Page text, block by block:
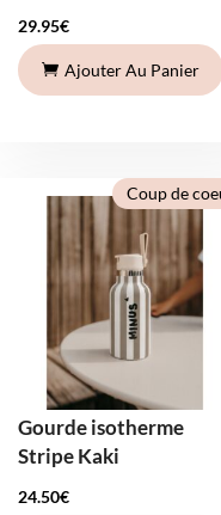
29.95€
Ajouter Au Panier
Coup de
Gourde isotherme
Stripe Kaki
24.50€